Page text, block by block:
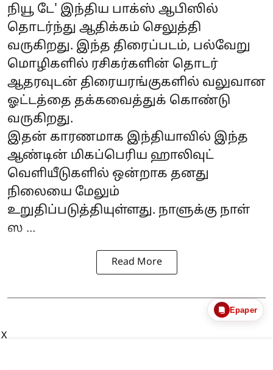
நியூ டே' இந்திய பாக்ஸ் ஆபிஸில்
தொடர்ந்து ஆதிக்கம் செலுத்தி
வருகிறது. இந்த திரைப்படம், பல்வேறு
மொழிகளில் ரசிகர்களின் தொடர்
ஆதரவுடன் திரையரங்குகளில் வலுவான
ஓட்டத்தை தக்கவைத்துக் கொண்டு
வருகிறது.
இதன் காரணமாக இந்தியாவில் இந்த
ஆண்டின் மிகப்பெரிய ஹாலிவுட்
வெளியீடுகளில் ஒன்றாக தனது
நிலையை மேலும்
உறுதிப்படுத்தியுள்ளது. நாளுக்கு நாள்
ஸ ...
Read More
Epaper
X